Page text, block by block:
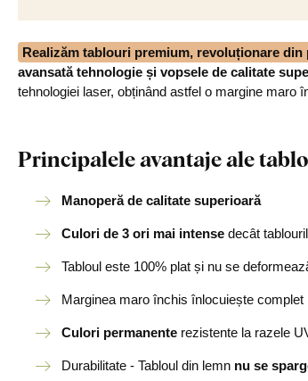
Realizăm tablouri premium, revoluționare din
avansată tehnologie și vopsele de calitate
tehnologiei laser, obținând astfel o margine maro
Principalele avantaje ale
Manoperă de calitate superioară
Culori de 3 ori mai intense decât
Tabloul este 100% plat și nu se
Marginea maro închis înlocuiește
Culori permanente rezistente la razele
Durabilitate - Tabloul din lemn nu se